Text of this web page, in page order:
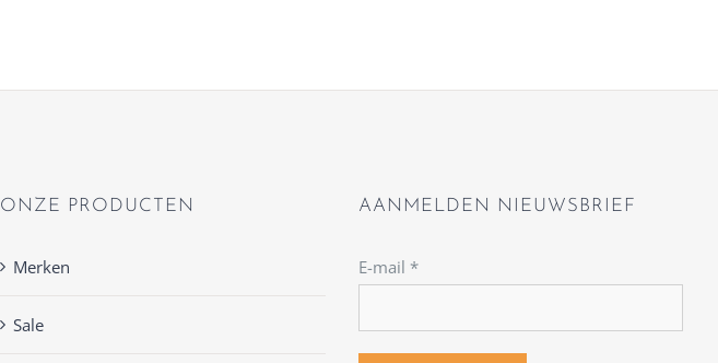
ONZE PRODUCTEN
Merken
Sale
AANMELDEN NIEUWSBRIEF
E-mail *